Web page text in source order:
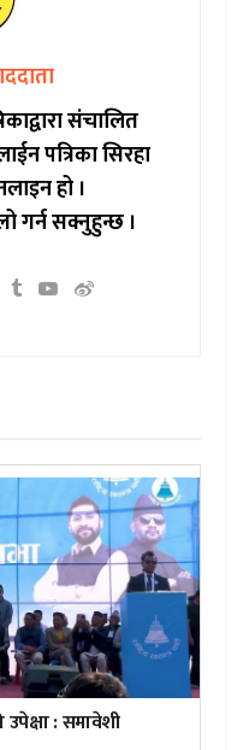
संचालित
पत्रिका सिरहा
हो ।
गर्न सक्नुहुन्छ ।
: समावेशी